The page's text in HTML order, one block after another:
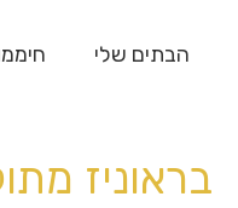
הבתים שלי
בראוניז